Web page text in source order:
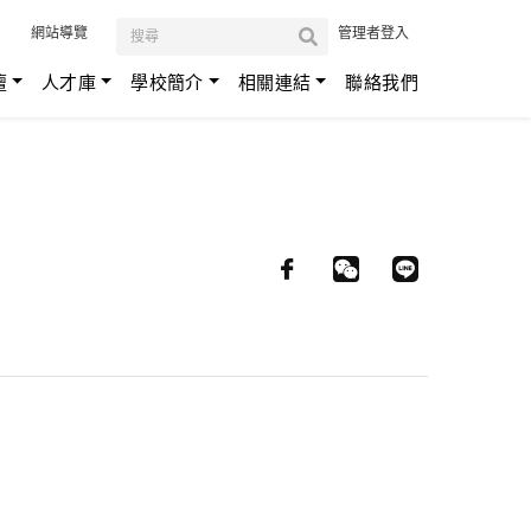
網站導覽 管理者登入
人才庫 學校簡介 相關連結 聯絡我們